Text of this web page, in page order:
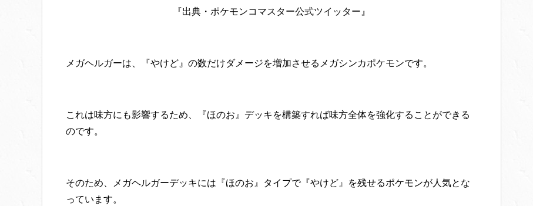
『出典・ポケモンコマスター公式ツイッター』
メガヘルガーは、『やけど』の数だけダメージを増加させるメガシンカポケモンです。
これは味方にも影響するため、『ほのお』デッキを構築すれば味方全体を強化することができる
のです。
そのため、メガヘルガーデッキには『ほのお』タイプで『やけど』を残せるポケモンが人気とな
っています。